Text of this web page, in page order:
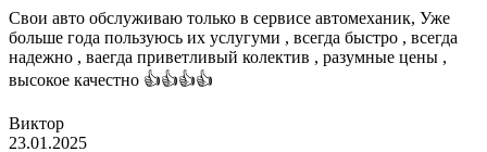
Свои авто обслуживаю только в сервисе автомеханик, Уже
больше года пользуюсь их услугуми , всегда быстро , всегда
надежно , ваегда приветливый колектив , разумные цены ,
высокое качестно 👍👍👍👍
Виктор
23.01.2025